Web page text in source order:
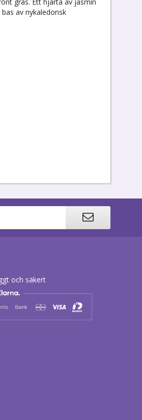
av nykaledonsk
och säkert